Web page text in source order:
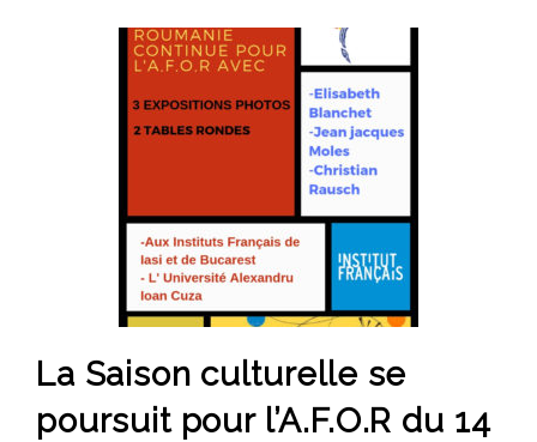
La Saison culturelle se
poursuit pour l’A.F.O.R du 14